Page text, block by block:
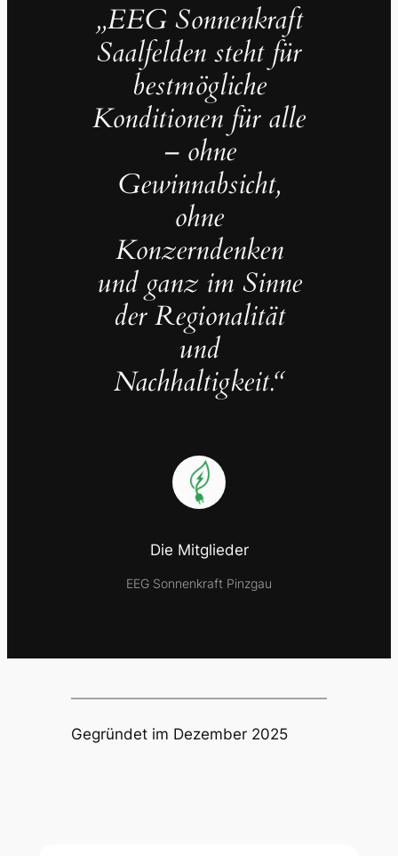
„EEG Sonnenkraft
Saalfelden steht für
bestmögliche
Konditionen für alle
– ohne
Gewinnabsicht,
ohne
Konzerndenken
und ganz im Sinne
der Regionalität
und
Nachhaltigkeit.“
Die Mitglieder
EEG Sonnenkraft Pinzgau
Gegründet im Dezember 2025